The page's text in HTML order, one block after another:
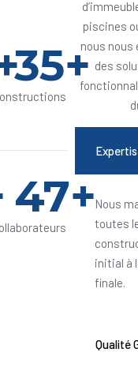
35+
47+
piscines
nous nous
des
Nous
toutes
initial à
finale.
Qualité